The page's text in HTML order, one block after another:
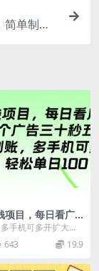
单制作
项目，每日看广
个广告三十秒五
日100+
手机可多开扩大收
常简单，也是最近才
只...
643 19.9